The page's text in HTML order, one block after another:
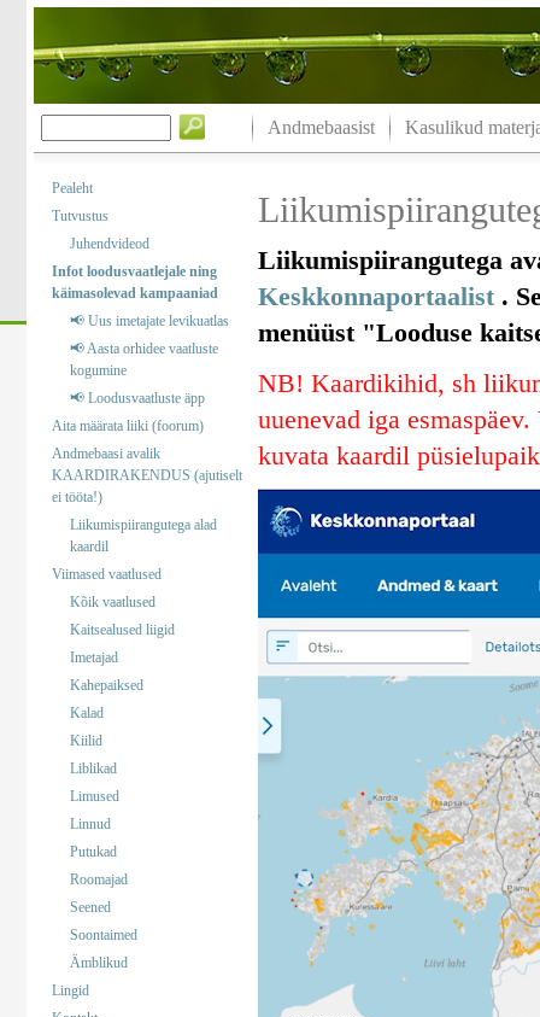
Andmebaasist Kasulikud
Pealeht
Tutvustus
Juhendvideod
Infot loodusvaatlejale ning
käimasolevad kampaaniad
📢 Uus imetajate levikuatlas
📢 Aasta orhidee vaatluste
kogumine
📢 Loodusvaatluste äpp
Aita määrata liiki (foorum)
Andmebaasi avalik
KAARDIRAKENDUS (ajutiselt
ei tööta!)
Liikumispiirangutega alad
kaardil
Viimased vaatlused
Kõik vaatlused
Kaitsealused liigid
Imetajad
Kahepaiksed
Kalad
Kiilid
Liblikad
Limused
Linnud
Putukad
Roomajad
Seened
Soontaimed
Ämblikud
Lingid
Liikumispiirangutega
Keskkonnaportaalist.
menüüst "Looduse
NB! Kaardikihid, sh
uuenevad iga
kuvata kaardil